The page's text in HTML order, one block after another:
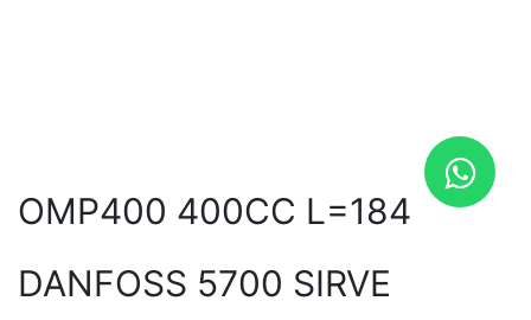
OMP400 400CC L=184
DANFOSS 5700 SIRVE